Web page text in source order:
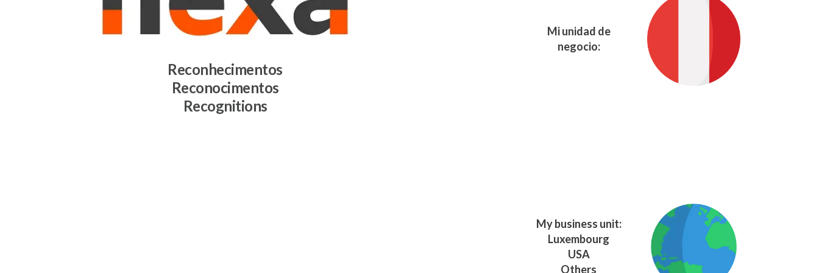
Reconhecimentos
Reconocimentos
Recognitions
Mi unidad de
negocio:
My business unit:
Luxembourg
USA
Others